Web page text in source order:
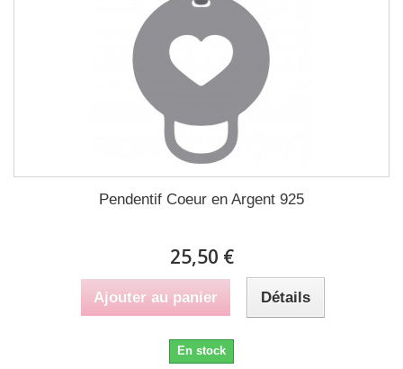
Pendentif Coeur en Argent 925
25,50 €
Ajouter au panier Détails
En stock